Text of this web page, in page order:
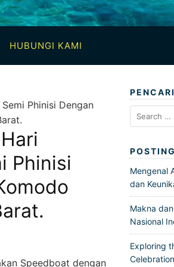
HUBUNGI KAMI
Phinisi Dengan
Phinisi
Speedboat dengan
Search
for:
Mengenal
dan
Makna
Nasional
Exploring